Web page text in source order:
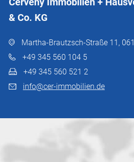
& Co. KG
Martha-Brautzsch-Straße 11,
+49 345 560 104 5
+49 345 560 521 2
info@cer-immobilien.de